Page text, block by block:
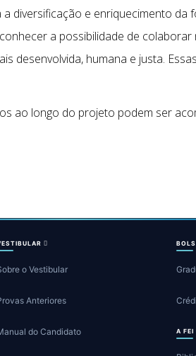
diversificação e enriquecimento
a possibilidade de
desenvolvida, humana e justa.
ao longo do projeto podem ser
o Vestibular
Anteriores
do Candidato A FEI